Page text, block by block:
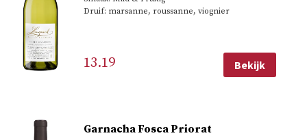
Druif: marsanne, roussanne, viognier
13.19 Bekijk
Garnacha Fosca Priorat